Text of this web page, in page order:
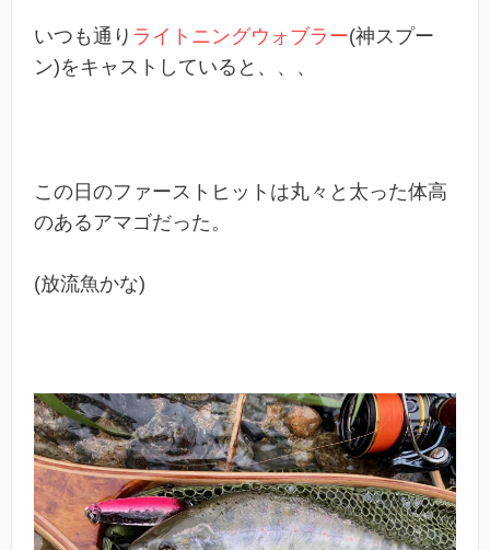
いつも通り ライトニングウォブラー(神スプー
ン)をキャストしていると、、、
この日のファーストヒットは丸々と太った体高
のあるアマゴだった。
(放流魚かな)